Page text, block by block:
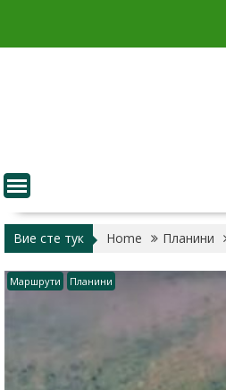
content
Вие сте тук Home Планини
Маршрути Планини